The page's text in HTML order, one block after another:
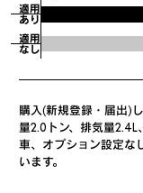
適用
あり
適用
なし
購入(新規登録・届出)
量2.0トン、排気量
車、オプション設定な
います。